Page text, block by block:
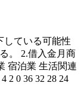
している可能性
。 2.借入金月商
宿泊業 生活関連
2 0 36 32 28 24